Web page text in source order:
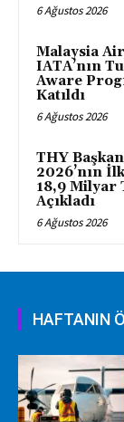
6 Ağustos 2026
Malaysia
IATA’nın
Aware
Katıldı
6 Ağustos 2026
THY
2026’nın
18,9 Milyar
Açıkladı
6 Ağustos 2026
HAFTANIN